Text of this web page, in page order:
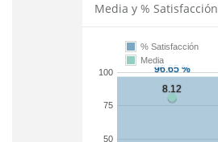
Media y % Satisfacción
50
75
100
% Satisfacción
Media